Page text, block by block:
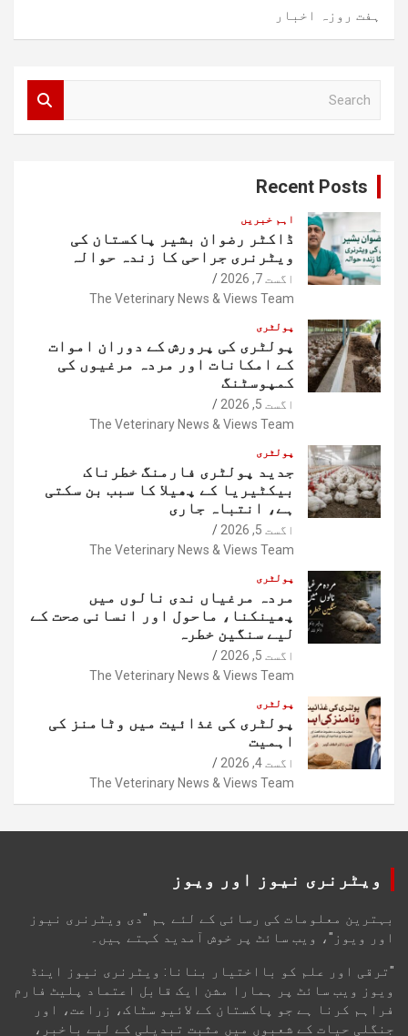
ہفت روزہ اخبار
Recent Posts
اہم خبریں
ڈاکٹر رضوان بشیر پاکستان کی
ویٹرنری جراحی کا زندہ حوالہ
اگست 7, 2026
The Veterinary News & Views Team
پولٹری
پولٹری کی پرورش کے دوران اموات
کے امکانات اور مردہ مرغیوں کی
کمپوسٹنگ
اگست 5, 2026
The Veterinary News & Views Team
پولٹری
جدید پولٹری فارمنگ خطرناک
بیکٹیریا کے پھیلا کا سبب بن سکتی
ہے، انتباہ جاری
اگست 5, 2026
The Veterinary News & Views Team
پولٹری
مردہ مرغیاں ندی نالوں میں
پھینکنا، ماحول اور انسانی صحت کے
لیے سنگین خطرہ
اگست 5, 2026
The Veterinary News & Views Team
پولٹری
پولٹری کی غذائیت میں وٹامنز کی
اہمیت
اگست 4, 2026
The Veterinary News & Views Team
ویٹرنری نیوز اور ویوز
بہترین معلومات کی رسائی کے لئے ہم "دی ویٹرنری نیوز
اور ویوز"، ویب سائٹ پر خوش آمدید کہتے ہیں۔
"ترقی اور علم کو بااختیار بنانا: ویٹرنری نیوز اینڈ
ویوز ویب سائٹ پر ہمارا مشن ایک قابل اعتماد پلیٹ فارم
فراہم کرنا ہے جو پاکستان کے لائیو سٹاک، زراعت، اور
جنگلی حیات کے شعبوں میں مثبت تبدیلی کے لیے باخبر،